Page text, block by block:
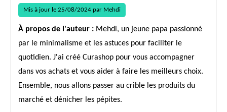
Mis à jour le 25/08/2024 par Mehdi
À propos de l'auteur : Mehdi, un jeune papa passionné
par le minimalisme et les astuces pour faciliter le
quotidien. J'ai créé Curashop pour vous accompagner
dans vos achats et vous aider à faire les meilleurs choix.
Ensemble, nous allons passer au crible les produits du
marché et dénicher les pépites.